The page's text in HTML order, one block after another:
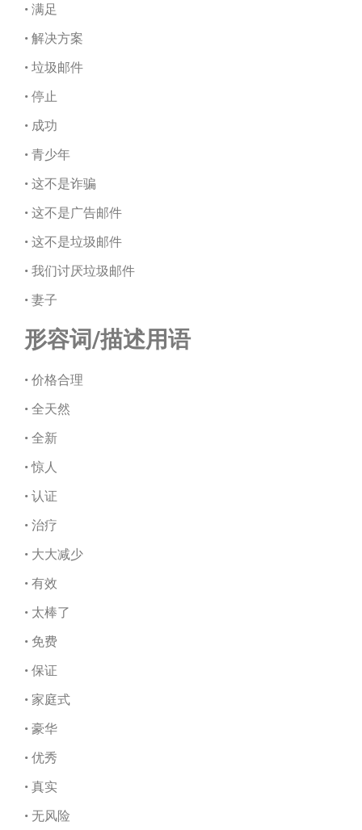
• 满足
• 解决方案
• 垃圾邮件
• 停止
• 成功
• 青少年
• 这不是诈骗
• 这不是广告邮件
• 这不是垃圾邮件
• 我们讨厌垃圾邮件
• 妻子
形容词/描述用语
• 价格合理
• 全天然
• 全新
• 惊人
• 认证
• 治疗
• 大大减少
• 有效
• 太棒了
• 免费
• 保证
• 家庭式
• 豪华
• 优秀
• 真实
• 无风险